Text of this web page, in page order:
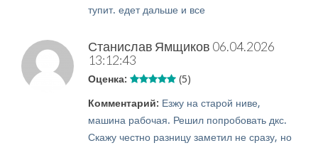
тупит. едет дальше и все
Станислав Ямщиков 06.04.2026
13:12:43
Оценка: (5)
Комментарий: Езжу на старой ниве,
машина рабочая. Решил попробовать дкс.
Скажу честно разницу заметил не сразу, но